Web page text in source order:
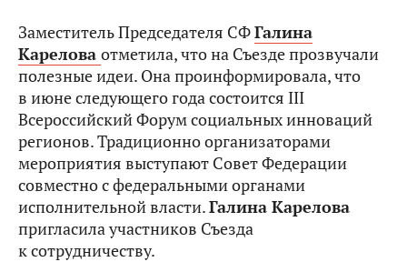
Заместитель Председателя СФГалина
Карелова отметила, что на Съезде прозвучали
полезные идеи. Она проинформировала, что
в июне следующего года состоится III
Всероссийский Форум социальных инноваций
регионов. Традиционно организаторами
мероприятия выступают Совет Федерации
совместно с федеральными органами
исполнительной власти.Галина Карелова
пригласила участников Съезда
к сотрудничеству.